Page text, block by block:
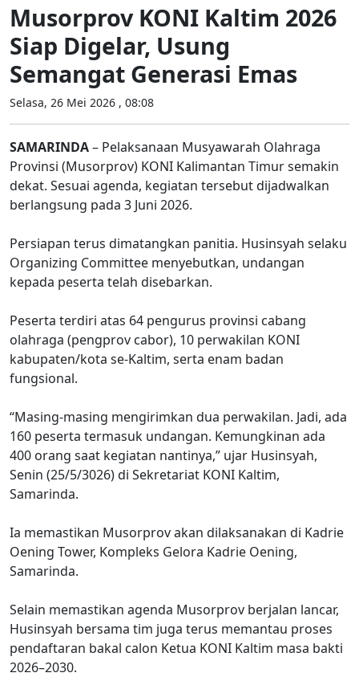
Musorprov KONI Kaltim 2026
Siap Digelar, Usung
Semangat Generasi Emas
Selasa, 26 Mei 2026 , 08:08
SAMARINDA– Pelaksanaan Musyawarah Olahraga
Provinsi (Musorprov) KONI Kalimantan Timur semakin
dekat. Sesuai agenda, kegiatan tersebut dijadwalkan
berlangsung pada 3 Juni 2026.
Persiapan terus dimatangkan panitia. Husinsyah selaku
Organizing Committee menyebutkan, undangan
kepada peserta telah disebarkan.
Peserta terdiri atas 64 pengurus provinsi cabang
olahraga (pengprov cabor), 10 perwakilan KONI
kabupaten/kota se-Kaltim, serta enam badan
fungsional.
“Masing-masing mengirimkan dua perwakilan. Jadi, ada
160 peserta termasuk undangan. Kemungkinan ada
400 orang saat kegiatan nantinya,” ujar Husinsyah,
Senin (25/5/3026) di Sekretariat KONI Kaltim,
Samarinda.
Ia memastikan Musorprov akan dilaksanakan di Kadrie
Oening Tower, Kompleks Gelora Kadrie Oening,
Samarinda.
Selain memastikan agenda Musorprov berjalan lancar,
Husinsyah bersama tim juga terus memantau proses
pendaftaran bakal calon Ketua KONI Kaltim masa bakti
2026–2030.